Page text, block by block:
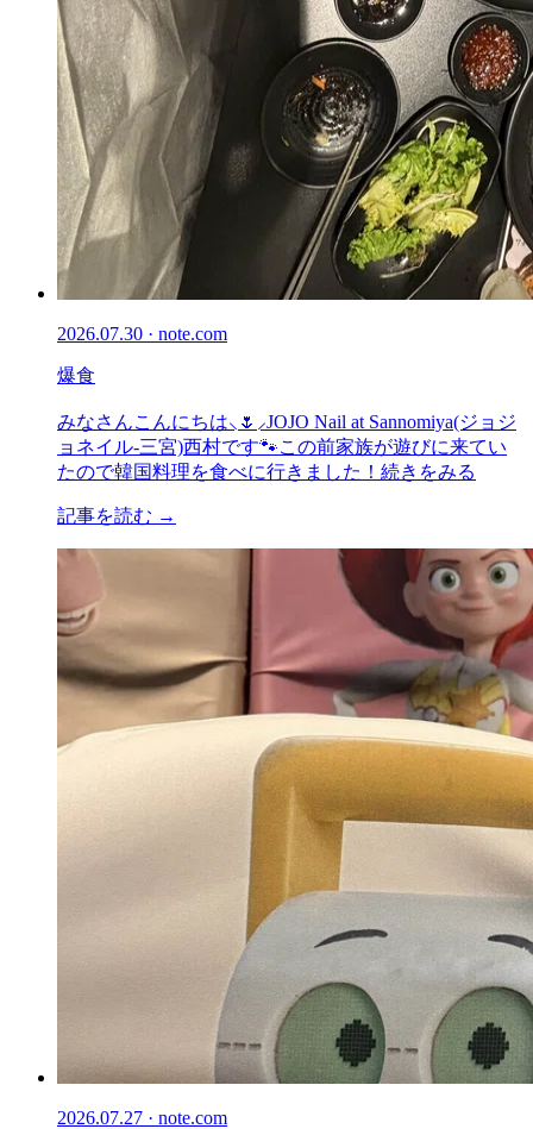
2026.07.30 · note.com
爆食
みなさんこんにちは⸜🌷︎⸝‍JOJO Nail at Sannomiya(ジョジ
ョネイル-三宮)西村です🐾この前家族が遊びに来てい
たので韓国料理を食べに行きました！続きをみる
記事を読む →
2026.07.27 · note.com